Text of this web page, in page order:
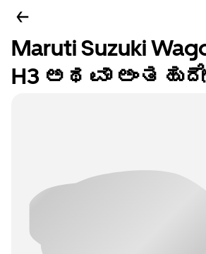
Maruti Suzuki
H3 ಅಥವಾ ಅಂತಹುದೇ